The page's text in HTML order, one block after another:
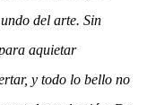
del arte. Sin
aquietar
y todo lo bello no